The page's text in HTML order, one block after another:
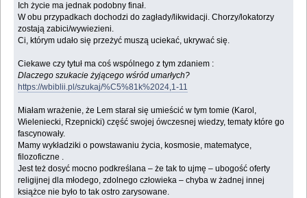
Ich życie ma jednak podobny finał.
W obu przypadkach dochodzi do zagłady/likwidacji. Chorzy/lokatorzy
zostają zabici/wywiezieni.
Ci, którym udało się przeżyć muszą uciekać, ukrywać się.
Ciekawe czy tytuł ma coś wspólnego z tym zdaniem :
Dlaczego szukacie żyjącego wśród umarłych?
https://wbiblii.pl/szukaj/%C5%81k%2024,1-11
Miałam wrażenie, że Lem starał się umieścić w tym tomie (Karol,
Wieleniecki, Rzepnicki) część swojej ówczesnej wiedzy, tematy które go
fascynowały.
Mamy wykładziki o powstawaniu życia, kosmosie, matematyce,
filozoficzne .
Jest też dosyć mocno podkreślana – że tak to ujmę – ubogość oferty
religijnej dla młodego, zdolnego człowieka – chyba w żadnej innej
książce nie było to tak ostro zarysowane.